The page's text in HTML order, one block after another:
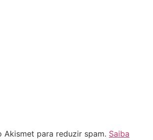
Akismet para reduzir spam. Saiba